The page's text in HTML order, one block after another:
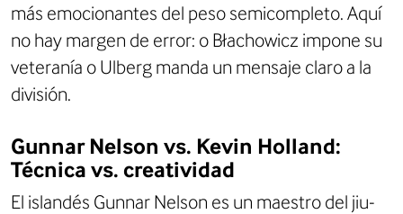
más emocionantes del peso semicompleto. Aquí
no hay margen de error: o Błachowicz impone su
veteranía o Ulberg manda un mensaje claro a la
división.
Gunnar Nelson vs. Kevin Holland:
Técnica vs. creatividad
El islandés Gunnar Nelson es un maestro del jiu-